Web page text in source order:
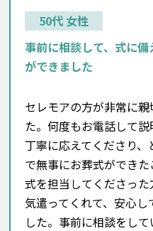
50代 女性
事前に相談して、式に備
ができました
セレモアの方が非常に
た。何度もお電話して
丁寧に応えてくださり
で無事にお葬式ができた
式を担当してくださっ
気遣ってくれて、安心
した。事前に相談をして